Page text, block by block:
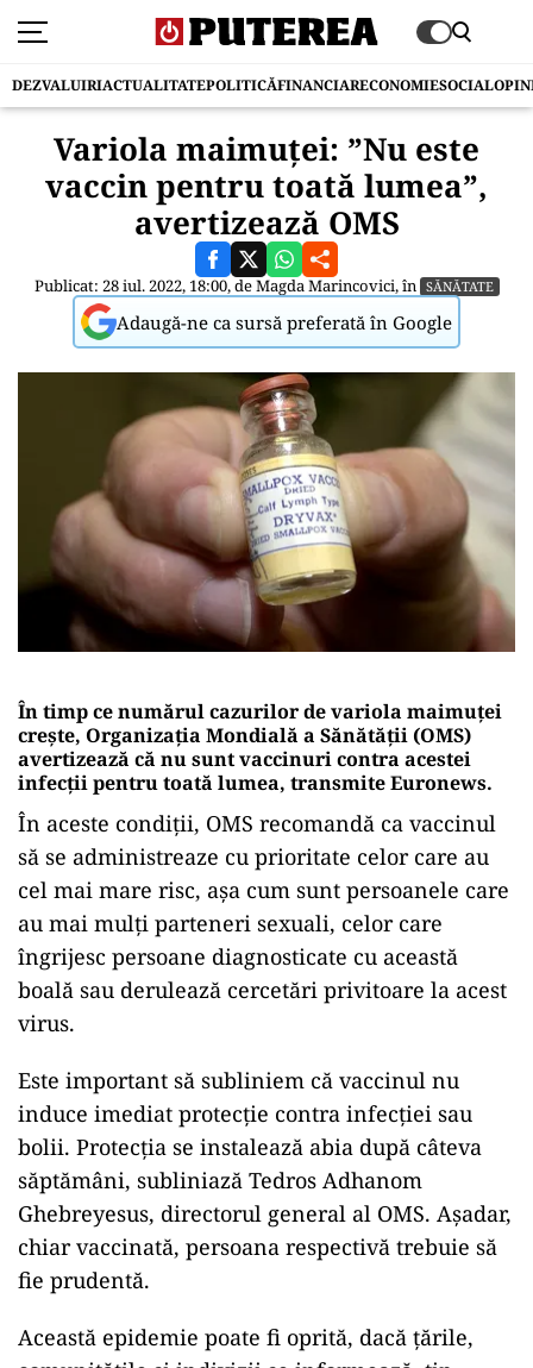
DEZVALUIRIACTUALITATEPOLITICĂFINANCIARECONOMIESOCIAL
Variola maimuței: ”Nu este
vaccin pentru toată lumea”,
avertizează OMS
Publicat: 28 iul. 2022, 18:00, deMagda Marincovici, în SĂNĂTATE
Adaugă-ne ca sursă preferată în Google
În timp ce numărul cazurilor de variola maimuței
crește, Organizația Mondială a Sănătății (OMS)
avertizează că nu sunt vaccinuri contra acestei
infecții pentru toată lumea, transmite Euronews.
În aceste condiții, OMS recomandă ca vaccinul
să se administreaze cu prioritate celor care au
cel mai mare risc, așa cum sunt persoanele care
au mai mulți parteneri sexuali, celor care
îngrijesc persoane diagnosticate cu această
boală sau derulează cercetări privitoare la acest
virus.
Este important să subliniem că vaccinul nu
induce imediat protecție contra infecției sau
bolii. Protecția se instalează abia după câteva
săptămâni, subliniază Tedros Adhanom
Ghebreyesus, directorul general al OMS. Așadar,
chiar vaccinată, persoana respectivă trebuie să
fie prudentă.